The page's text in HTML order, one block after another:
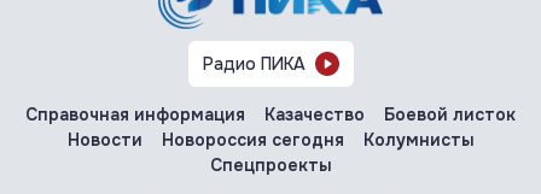
Радио ПИКА
Справочная информация Казачество
Боевой листок
Новости
Новороссия сегодня
Колумнисты
Спецпроекты